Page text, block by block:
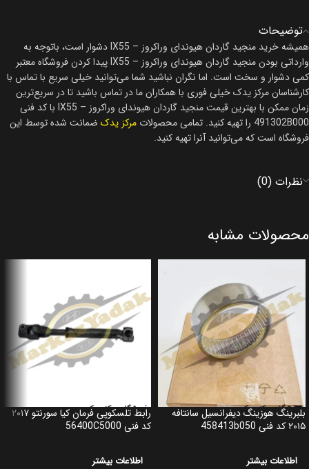
توضیحات
همیشه خرید منجید گاردان هیوندای وراکروز – IX55 دشوار است، باتوجه به
وارداتی بودن منجید گاردان هیوندای وراکروز – IX55 پیدا کردن فروشگاه معتبر
کمی دشوار و سخت است. اما نگران نباشید شما می‌توانید خیلی سریع با تماس با
کارشناسان مرکز یدک خیلی فوری با همکاران ما در تماس باشید تا در سریع‌ترین
زمان ممکن با بهترین قیمت منجید گاردان هیوندای وراکروز – IX55 با کد فنی
491302B000 را تهیه کنید. تمامی محصولات
مرکز یدک ضمانت شده توسط این
فروشگاه است که می‌توانید آنرا تهیه کنید.
نظرات (0)
محصولات مشابه
بلبرینگ هوزینگ دیفرانسیل سانتافه
۲۰۱۵ کد فنی 458413b050
اطلاعات بیشتر
رابط تلسکوپی فرمان کیا سورنتو ۲۰۱۷
کد فنی 56400C5000
اطلاعات بیشتر